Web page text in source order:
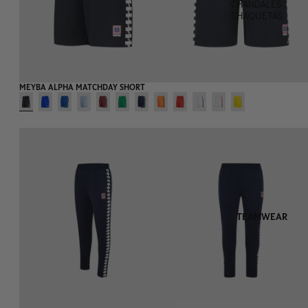
CHÁNDALES
CHAQUETAS
TEAMWEAR
MEYBA ALPHA MATCHDAY SHORT